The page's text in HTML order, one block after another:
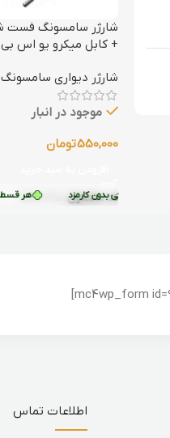
هر قسط با ترب‌پی بدون کارمزد
+ کابل میکرو یو اس
شارژر دیواری سامسونگ
موجود در انبار
550,000تومان
کد محصول: SMG-P15
اطلاعات تماس